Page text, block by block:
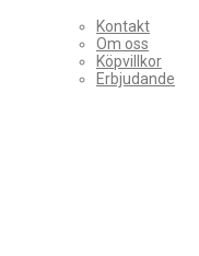
Kontakt
Om oss
Köpvillkor
Erbjudande